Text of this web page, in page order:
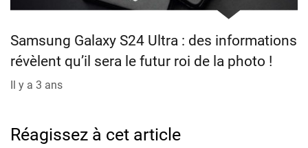
Samsung Galaxy S24 Ultra : des informations
révèlent qu’il sera le futur roi de la photo !
Il y a 3 ans
Réagissez à cet article